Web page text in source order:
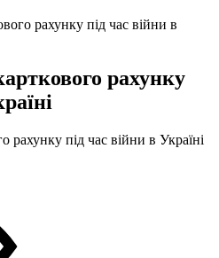
рахунку під час війни в
рахунку